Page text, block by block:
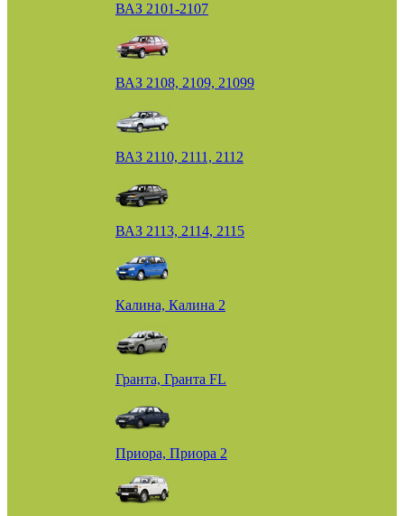
ВАЗ 2101-2107
ВАЗ 2108, 2109, 21099
ВАЗ 2110, 2111, 2112
ВАЗ 2113, 2114, 2115
Калина, Калина 2
Гранта, Гранта FL
Приора, Приора 2